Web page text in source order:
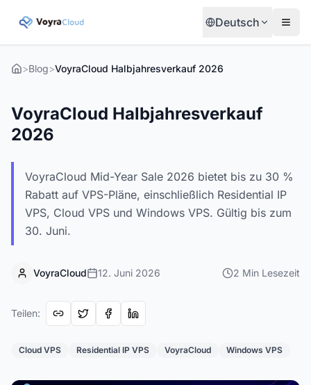
Deutsch
>Blog>VoyraCloud Halbjahresverkauf 2026
VoyraCloud Halbjahresverkauf
2026
VoyraCloud Mid-Year Sale 2026 bietet bis zu 30 %
Rabatt auf VPS-Pläne, einschließlich Residential IP
VPS, Cloud VPS und Windows VPS. Gültig bis zum
30. Juni.
VoyraCloud 12. Juni 2026 2 Min Lesezeit
Teilen:
Cloud VPS Residential IP VPS VoyraCloud Windows VPS